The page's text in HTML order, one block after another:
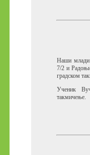
Наши млади
7/2 и
градском
Ученик
такмичење.